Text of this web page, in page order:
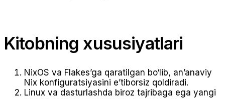
Kitobning xususiyatlari
NixOS va Flakes’ga qaratilgan bo‘lib, an’anaviy
Nix konfiguratsiyasini e’tiborsiz qoldiradi.
Linux va dasturlashda biroz tajribaga ega yangi